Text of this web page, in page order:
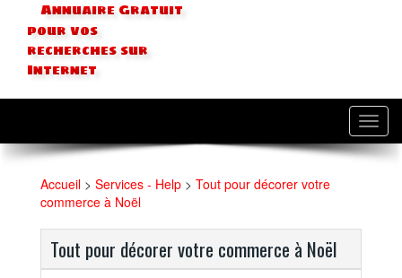
Annuaire Gratuit
pour vos
recherches sur
Internet
Accueil > Services - Help > Tout pour décorer votre
commerce à Noël
Tout pour décorer votre commerce à Noël